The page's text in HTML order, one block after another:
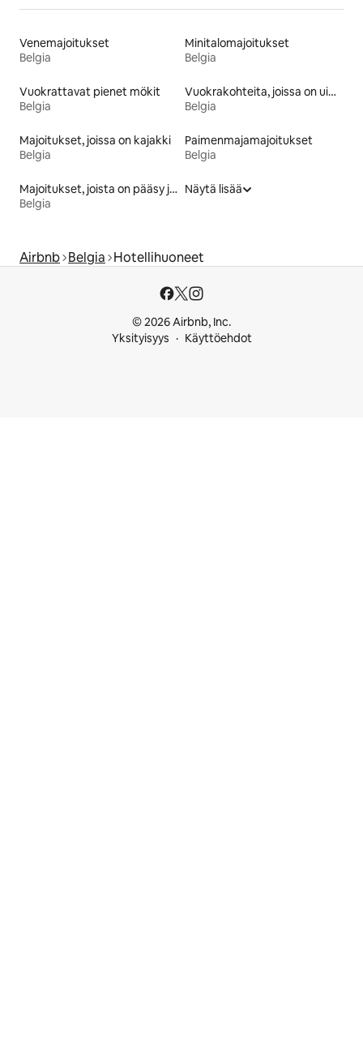
Venemajoitukset
Belgia
Minitalomajoitukset
Belgia
Vuokrattavat pienet mökit
Belgia
Vuokrakohteita, joissa on uima-allas
Belgia
Majoitukset, joissa on kajakki
Belgia
Paimenmajamajoitukset
Belgia
Majoitukset, joista on pääsy järvelle
Belgia
Näytä lisää
Airbnb Belgia Hotellihuoneet
© 2026 Airbnb, Inc.
Yksityisyys
Käyttöehdot